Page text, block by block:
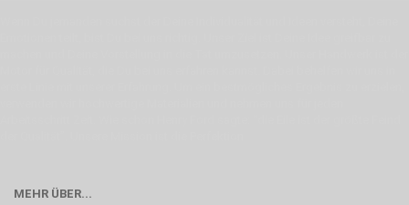
MEHR ÜBER...